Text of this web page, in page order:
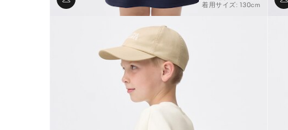
着用サイズ: 130cm